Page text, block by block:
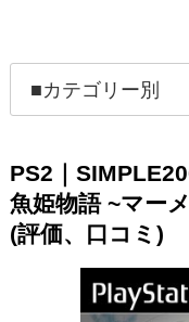
PS2｜
魚姫物語 ~マー
(評価、口コミ)